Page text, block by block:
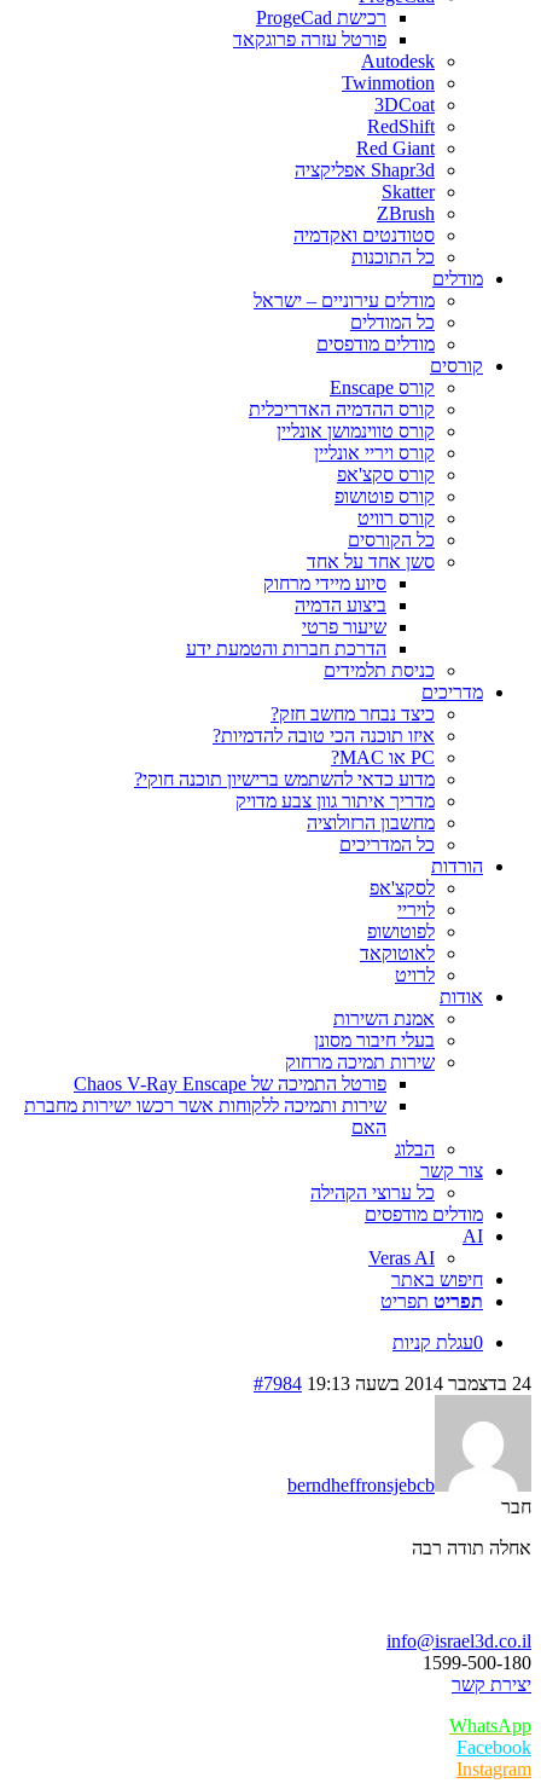
רכישת ProgeCad
פורטל עזרה פרוגקאד
Autodesk
Twinmotion
3DCoat
RedShift
Red Giant
Shapr3d אפליקציה
Skatter
ZBrush
סטודנטים ואקדמיה
כל התוכנות
מודלים
מודלים עירוניים – ישראל
כל המודלים
מודלים מודפסים
קורסים
קורס Enscape
קורס ההדמיה האדריכלית
קורס טווינמושן אונליין
קורס ויריי אונליין
קורס סקצ'אפ
קורס פוטושופ
קורס רוויט
כל הקורסים
סשן אחד על אחד
סיוע מיידי מרחוק
ביצוע הדמיה
שיעור פרטי
הדרכת חברות והטמעת ידע
כניסת תלמידים
מדריכים
כיצד נבחר מחשב חזק?
איזו תוכנה הכי טובה להדמיות?‎‎
PC או MAC?
מדוע כדאי להשתמש ברישיון תוכנה חוקי?
מדריך איתור גוון צבע מדויק
מחשבון הרזולוציה
כל המדריכים
הורדות
לסקצ'אפ
לויריי
לפוטושופ
לאוטוקאד
לרויט
אודות
אמנת השירות
בעלי חיבור מסונן
שירות תמיכה מרחוק
פורטל התמיכה של Chaos V-Ray Enscape
שירות ותמיכה ללקוחות אשר רכשו ישירות מחברת
האם
הבלוג
צור קשר
כל ערוצי הקהילה
מודלים מודפסים
AI
Veras AI
חיפוש באתר
תפריט תפריט
0עגלת קניות
24 בדצמבר 2014 בשעה 19:13
#7984
berndheffronsjebcb
חבר
אחלה תודה רבה
info@israel3d.co.il
1599-500-180
יצירת קשר
WhatsApp
Facebook
Instagram